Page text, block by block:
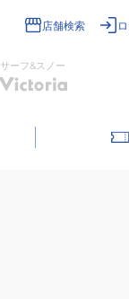
店舗検索
サーフ&スノー